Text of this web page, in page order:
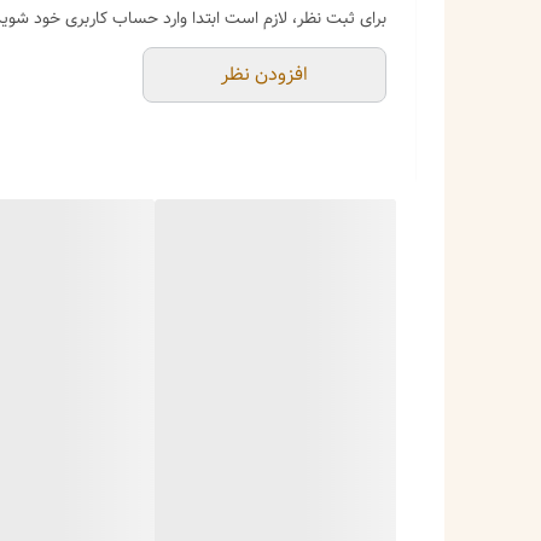
برای ثبت نظر، لازم است ابتدا وارد حساب کاربری خود
افزودن نظر